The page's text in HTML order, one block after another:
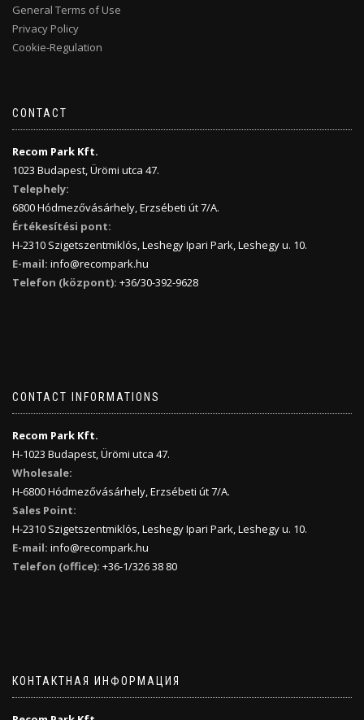
General Terms of Use
Privacy Policy
Cookie-Regulation
CONTACT
Recom Park Kft.
1023 Budapest, Ürömi utca 47.
Telephely:
6800 Hódmezővásárhely, Erzsébeti út 7/A.
Értékesítési pont:
H-2310 Szigetszentmiklós, Leshegy Ipari Park, Leshegy u. 10.
E-mail: info@recompark.hu
Telefon (központ): +36/30-392-9628
CONTACT INFORMATIONS
Recom Park Kft.
H-1023 Budapest, Ürömi utca 47.
Wholesale:
H-6800 Hódmezővásárhely, Erzsébeti út 7/A.
Sales Point:
H-2310 Szigetszentmiklós, Leshegy Ipari Park, Leshegy u. 10.
E-mail: info@recompark.hu
Telefon (office): +36-1/326 38 80
КОНТАКТНАЯ ИНФОРМАЦИЯ